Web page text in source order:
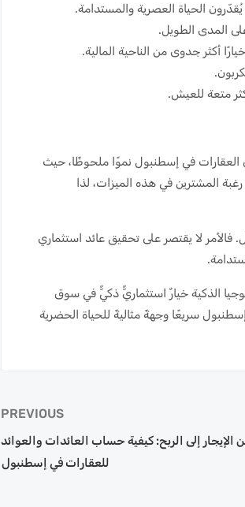
الحياة العصرية والمستدامة.
المدى الطويل.
أكثر جدوى من الناحية المالية.
متعة للعيش.
العقارات في إسطنبول نموًا ملحوظًا، حيث
رغبة المشترين في هذه الميزات، لذا
فالأمر لا يقتصر على تحقيق عائد استثماري
الذكية خيارٌ استثماريٌّ ذكيٌّ في سوق
والدعم، تُصبح إسطنبول سريعًا وجهةً مثاليةً للحياة الحضرية
PREVIOUS
الإيجار إلى الربح: كيفية حساب العائدات والعوائد
للعقارات في إسطنبول